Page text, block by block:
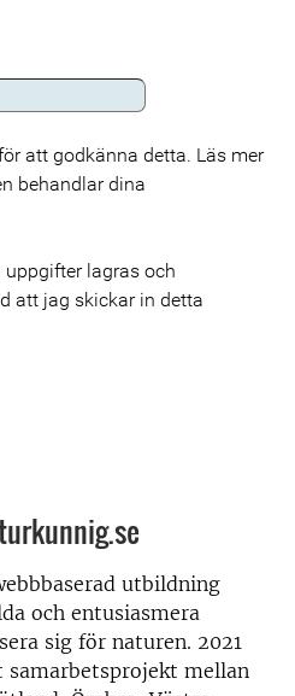
att godkänna detta. Läs mer
behandlar dina
att jag skickar in detta
utbildning
och entusiasmera
sig för naturen. 2021
samarbetsprojekt mellan